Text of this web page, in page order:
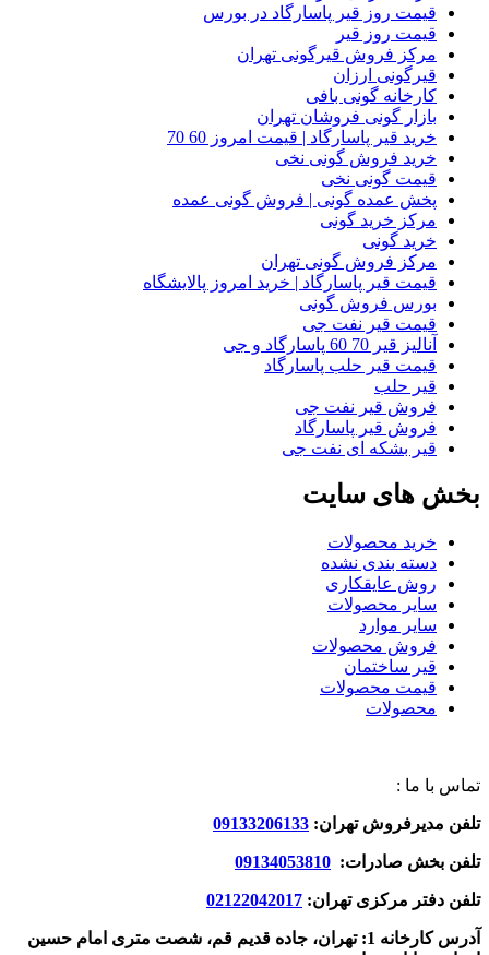
قیمت روز قیر پاسارگاد در بورس
قیمت روز قیر
مرکز فروش قیرگونی تهران
قیرگونی ارزان
کارخانه گونی بافی
بازار گونی فروشان تهران
خرید قیر پاسارگاد | قیمت امروز 60 70
خرید فروش گونی نخی
قیمت گونی نخی
پخش عمده گونی | فروش گونی عمده
مرکز خرید گونی
خرید گونی
مرکز فروش گونی تهران
قیمت قیر پاسارگاد | خرید امروز پالایشگاه
بورس فروش گونی
قیمت قیر نفت جی
آنالیز قیر 70 60 پاسارگاد و جی
قیمت قیر حلب پاسارگاد
قیر حلب
فروش قیر نفت جی
فروش قیر پاسارگاد
قیر بشکه ای نفت جی
بخش های سایت
خرید محصولات
دسته بندی نشده
روش عایقکاری
سایر محصولات
سایر موارد
فروش محصولات
قیر ساختمان
قیمت محصولات
محصولات
تماس با ما :
تلفن مدیرفروش تهران: 09133206133
تلفن بخش صادرات: 09134053810
تلفن دفتر مرکزی تهران: 02122042017
آدرس کارخانه 1: تهران، جاده قدیم قم، شصت متری امام حسین